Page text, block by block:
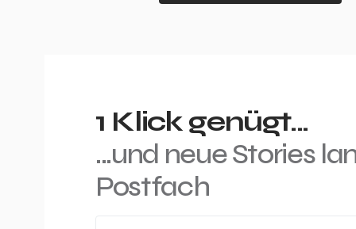
1 Klick genügt...
...und neue Stories
Postfach